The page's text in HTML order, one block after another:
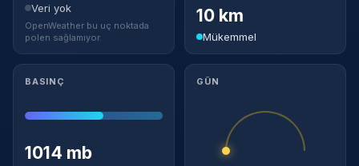
Veri yok
OpenWeather bu uç noktada
polen sağlamıyor.
10 km
Mükemmel
BASINÇ
1014 mb
GÜN